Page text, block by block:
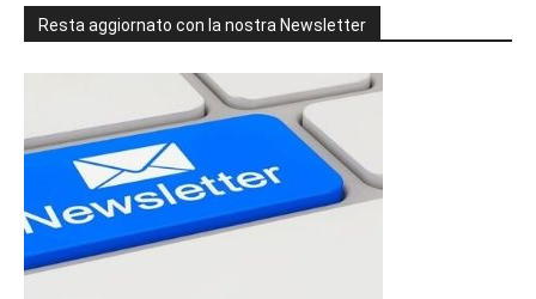
Resta aggiornato con la nostra Newsletter